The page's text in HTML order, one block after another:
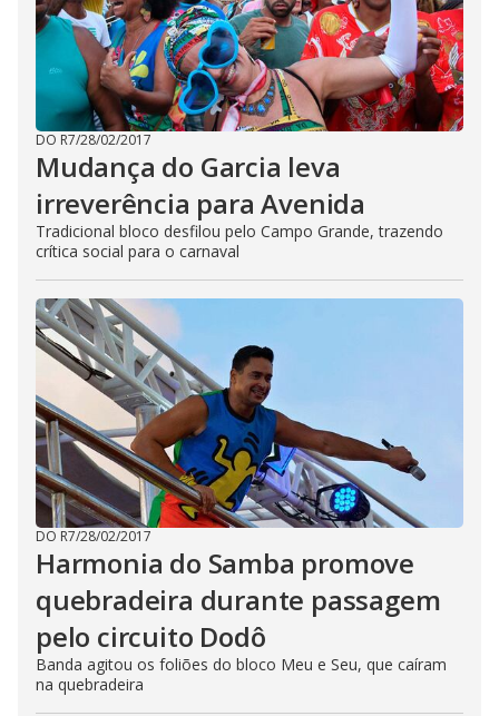
DO R7/28/02/2017
Mudança do Garcia leva
irreverência para Avenida
Tradicional bloco desfilou pelo Campo Grande, trazendo
crítica social para o carnaval
DO R7/28/02/2017
Harmonia do Samba promove
quebradeira durante passagem
pelo circuito Dodô
Banda agitou os foliões do bloco Meu e Seu, que caíram
na quebradeira